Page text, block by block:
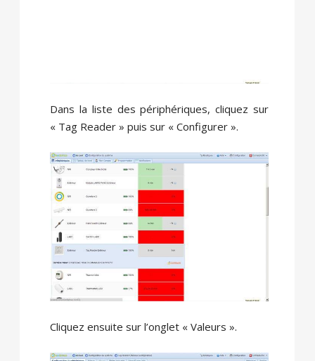
Dans la liste des périphériques, cliquez sur
« Tag Reader » puis sur « Configurer ».
Cliquez ensuite sur l’onglet « Valeurs ».